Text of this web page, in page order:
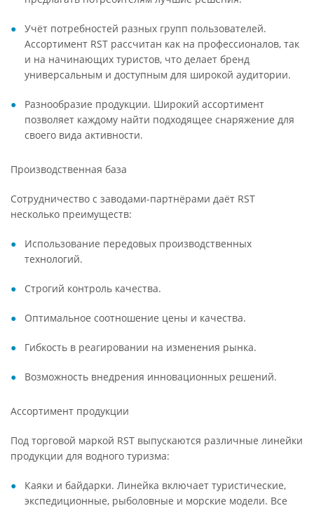
Учёт потребностей разных групп пользователей.
Ассортимент RST рассчитан как на профессионалов, так
и на начинающих туристов, что делает бренд
универсальным и доступным для широкой аудитории.
Разнообразие продукции. Широкий ассортимент
позволяет каждому найти подходящее снаряжение для
своего вида активности.
Производственная база
Сотрудничество с заводами-партнёрами даёт RST
несколько преимуществ:
Использование передовых производственных
технологий.
Строгий контроль качества.
Оптимальное соотношение цены и качества.
Гибкость в реагировании на изменения рынка.
Возможность внедрения инновационных решений.
Ассортимент продукции
Под торговой маркой RST выпускаются различные линейки
продукции для водного туризма:
Каяки и байдарки. Линейка включает туристические,
экспедиционные, рыболовные и морские модели. Все